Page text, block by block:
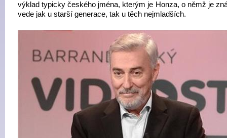
výklad typicky českého jména, kterým je Honza, o němž je
vede jak u starší generace, tak u těch nejmladších.